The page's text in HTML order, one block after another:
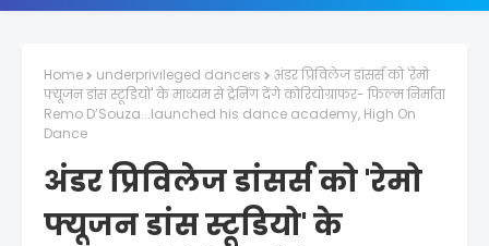
Home underprivileged dancers
अंडर प्रिविलेज डांसर्स को 'रेमो
फ्यूजन डांस स्टूडियो' के माध्यम से ट्रेनिंग देंगे कोरियोग्राफर- फिल्म निर्माता
Remo D’Souza...launched his dance academy, High On
Dance
अंडर प्रिविलेज डांसर्स को 'रेमो
फ्यूजन डांस स्टूडियो' के